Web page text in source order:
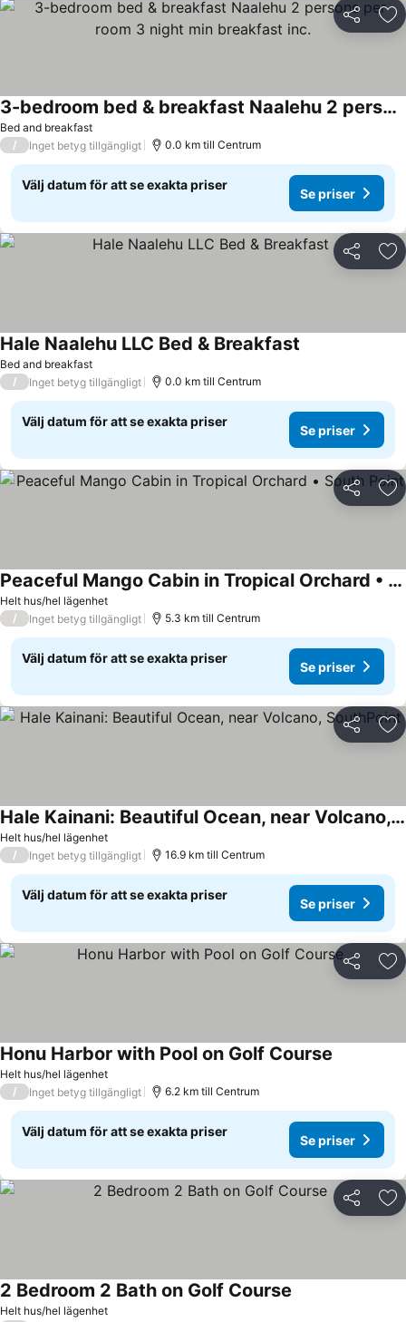
Dela
Bed and breakfast
3-bedroom bed & breakfast Naalehu 2 persons per room 3 night min breakfast inc.
/ Inget betyg tillgängligt 0.0 km till Centrum
Välj datum för att se exakta priser
Se priser
Dela
Bed and breakfast
Hale Naalehu LLC Bed & Breakfast
/ Inget betyg tillgängligt 0.0 km till Centrum
Välj datum för att se exakta priser
Se priser
Dela
Helt hus/hel lägenhet
Peaceful Mango Cabin in Tropical Orchard • South Point
/ Inget betyg tillgängligt 5.3 km till Centrum
Välj datum för att se exakta priser
Se priser
Dela
Helt hus/hel lägenhet
Hale Kainani: Beautiful Ocean, near Volcano, SouthPoint
/ Inget betyg tillgängligt 16.9 km till Centrum
Välj datum för att se exakta priser
Se priser
Dela
Helt hus/hel lägenhet
Honu Harbor with Pool on Golf Course
/ Inget betyg tillgängligt 6.2 km till Centrum
Välj datum för att se exakta priser
Se priser
Dela
Helt hus/hel lägenhet
2 Bedroom 2 Bath on Golf Course